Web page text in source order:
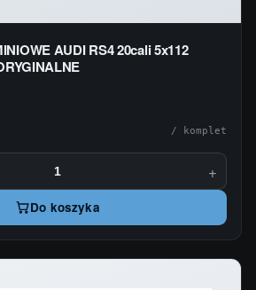
AUDI RS4 20cali 5x112
/ komplet
+
Do koszyka